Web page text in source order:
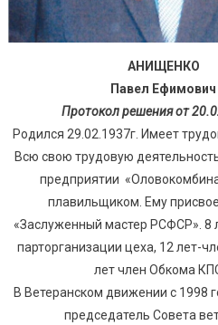
АНИЩЕНКО
Павел Ефимович
Протокол решения от
Родился 29.02.1937г. Имеет
Всю свою трудовую
предприятии
плавильщиком. Ему
«Заслуженный мастер РСФСР». 8
парторганизации цеха, 12 лет-
лет член Обкома
В Ветеранском движении с 1998
председатель Совета